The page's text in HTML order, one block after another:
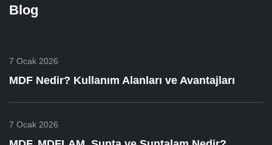
Blog
7 Ocak 2026
MDF Nedir? Kullanım Alanları ve Avantajları
7 Ocak 2026